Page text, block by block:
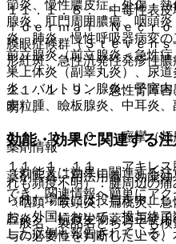
１１．１．８． 中毒性表
ｉｄｅｒｍａｌ Ｎｅｃｒｏ
膜眼症候群（Ｓｔｅｖｅｎ
形紅斑、急性汎発性発疹性膿
１１．１．９． 急性腎障害
明）。
１１．１．１０． 痙攣（頻
１１．１．１１． アキレス
れも頻度不明）：腱周辺の
られた場合には投与を中止
お、外国において、投与終
した症例も報告されている
節炎、慢性膿皮症、外傷・
腺炎、肛門周囲膿瘍、咽頭
炎、肺炎、慢性呼吸器病変の
前立腺炎（前立腺炎＜急性
巣上体炎（副睾丸炎）、尿
炎、バルトリン腺炎、子宮
麦粒腫、瞼板腺炎、中耳炎、
効能・効果に関連する
（効能又は効果に関連する注
〈咽頭・喉頭炎、扁桃炎、
腔炎〉「抗微生物薬適正使
与の必要性を判断した上で
薬剤情報
薬剤写真、用法用量、効能
でき、関連情報へ簡単にア
一般名、製品名どちらでも検